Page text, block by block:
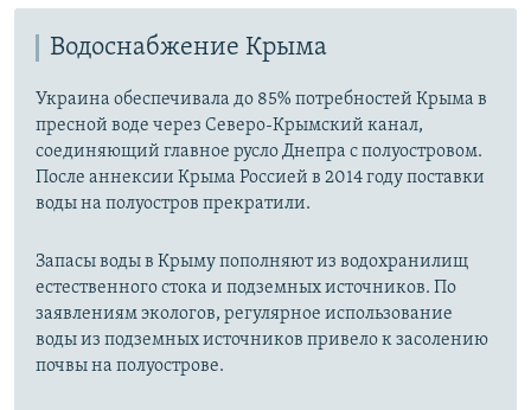
Водоснабжение Крыма
Украина обеспечивала до 85% потребностей Крыма в
пресной воде через Северо-Крымский канал,
соединяющий главное русло Днепра с полуостровом.
После аннексии Крыма Россией в 2014 году поставки
воды на полуостров прекратили.
Запасы воды в Крыму пополняют из водохранилищ
естественного стока и подземных источников. По
заявлениям экологов, регулярное использование
воды из подземных источников привело к засолению
почвы на полуострове.